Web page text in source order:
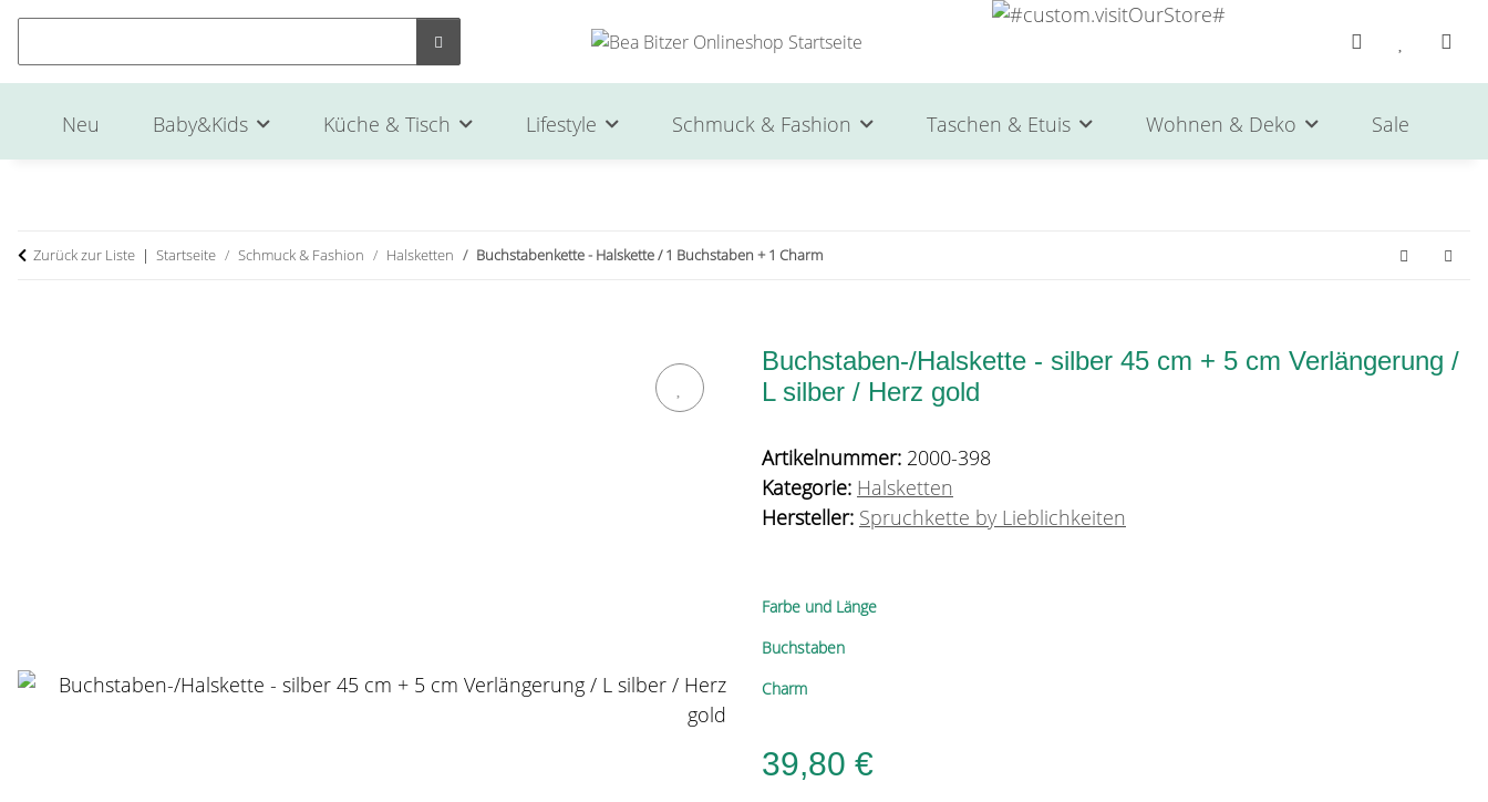
Neu Baby&Kids Küche & Tisch Lifestyle Schmuck & Fashion Taschen & Etuis Wohnen & Deko Sale
Zurück zur Liste Startseite Schmuck & Fashion Halsketten Buchstabenkette - Halskette / 1 Buchstaben + 1 Charm
Buchstaben-/Halskette - silber 45 cm + 5 cm Verlängerung /
L silber / Herz gold
Artikelnummer: 2000-398
Kategorie: Halsketten
Hersteller: Spruchkette by Lieblichkeiten
Farbe und Länge
Buchstaben
Charm
39,80 €